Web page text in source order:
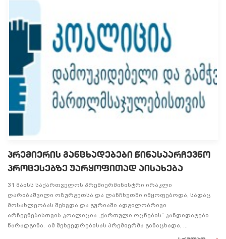
პრემიერის განცხადებები წინასაარჩევნო
პროცესებზე უარყოფითად აისახება
31 მაისს საქართველოს პრემიერმინისტრი ირაკლი
ღარიბაშვილი ოზურგეთსა და ლანჩხუთში იმყოფებოდა, სადაც
მოსახლეობას შეხვდა და გურიაში ადგილობრივი
არჩევნებისთვის კოალიცია „ქართული ოცნების“ კანდიდატები
წარადგინა. ამ შეხვედრებისას პრემიერმა განაცხადა, ...